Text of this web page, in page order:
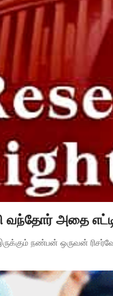
வந்தோர் அதை
நண்பன் ஒருவன்